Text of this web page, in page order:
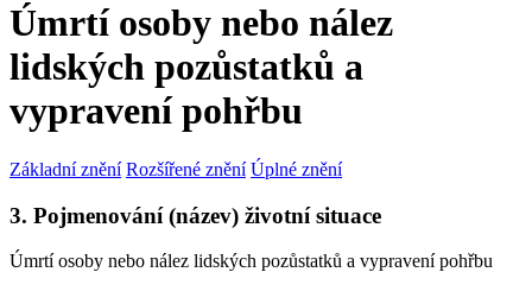
Úmrtí osoby nebo nález
lidských pozůstatků a
vypravení pohřbu
Základní znění Rozšířené znění Úplné znění
3. Pojmenování (název) životní situace
Úmrtí osoby nebo nález lidských pozůstatků a vypravení pohřbu